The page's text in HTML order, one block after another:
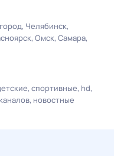
Челябинск
Омск Самара
спортивные hd
новостные